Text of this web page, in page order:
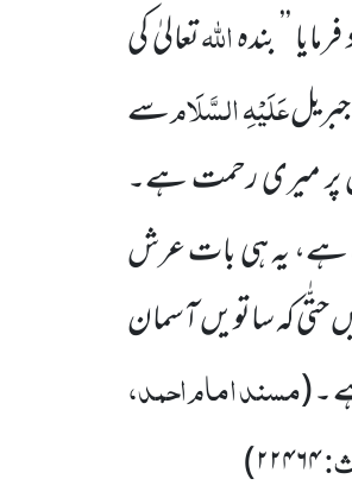
’’ بندہاللہتعالیٰ کی
عَلَیْہِ السَّلَامسے
پر میری رحمتہے۔
ہے، یہ ہی بات عرش
حتّٰی کہ ساتویں آسمان
۔(مسند امام احمد،
۲۲۴۶۴)